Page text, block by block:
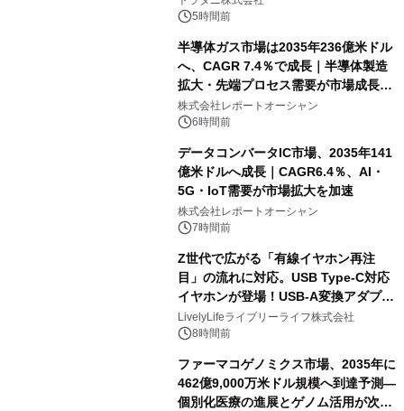
5時間前
半導体ガス市場は2035年236億米ドル
へ、CAGR 7.4％で成長｜半導体製造
拡大・先端プロセス需要が市場成長を
加速
株式会社レポートオーシャン
6時間前
データコンバータIC市場、2035年141
億米ドルへ成長｜CAGR6.4％、AI・
5G・IoT需要が市場拡大を加速
株式会社レポートオーシャン
7時間前
Z世代で広がる「有線イヤホン再注
目」の流れに対応。USB Type-C対応
イヤホンが登場！USB-A変換アダプタ
ー付きでスマホからパソコンまで幅広
く活用可能
LivelyLifeライブリーライフ株式会社
8時間前
ファーマコゲノミクス市場、2035年に
462億9,000万米ドル規模へ到達予測―
個別化医療の進展とゲノム活用が次世